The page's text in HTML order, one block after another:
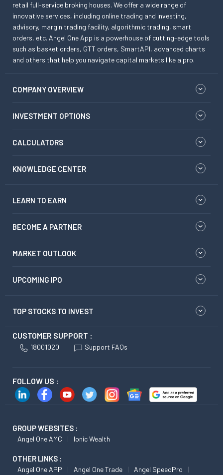
retail full-service broking houses. We offer a wide range of
innovative services, including online trading and investing,
advisory, margin trading facility, algorithmic trading, smart
orders, etc. Angel One App is a powerhouse of cutting-edge tools
such as basket orders, GTT orders, SmartAPI, advanced charts
and others that help you navigate capital markets like a pro.
COMPANY OVERVIEW
INVESTMENT OPTIONS
CALCULATORS
KNOWLEDGE CENTER
LEARN TO EARN
BECOME A PARTNER
MARKET OUTLOOK
UPCOMING IPO
TOP STOCKS TO INVEST
CUSTOMER SUPPORT :
18001020 Support FAQs
FOLLOW US :
GROUP WEBSITES :
Angel One AMC Ionic Wealth
OTHER LINKS :
Angel One APP Angel One Trade
Angel SpeedPro